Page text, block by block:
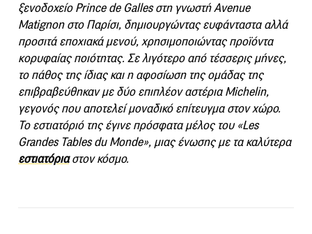
ξενοδοχείο Prince de Galles στη γνωστή Avenue
Matignon στο Παρίσι, δημιουργώντας ευφάνταστα αλλά
προσιτά εποχιακά μενού, χρησιμοποιώντας προϊόντα
κορυφαίας ποιότητας. Σε λιγότερο από τέσσερις μήνες,
το πάθος της ίδιας και η αφοσίωση της ομάδας της
επιβραβεύθηκαν με δύο επιπλέον αστέρια Michelin,
γεγονός που αποτελεί μοναδικό επίτευγμα στον χώρο.
Το εστιατόριό της έγινε πρόσφατα μέλος του «Les
Grandes Tables du Monde», μιας ένωσης με τα καλύτερα
εστιατόριαστον κόσμο.